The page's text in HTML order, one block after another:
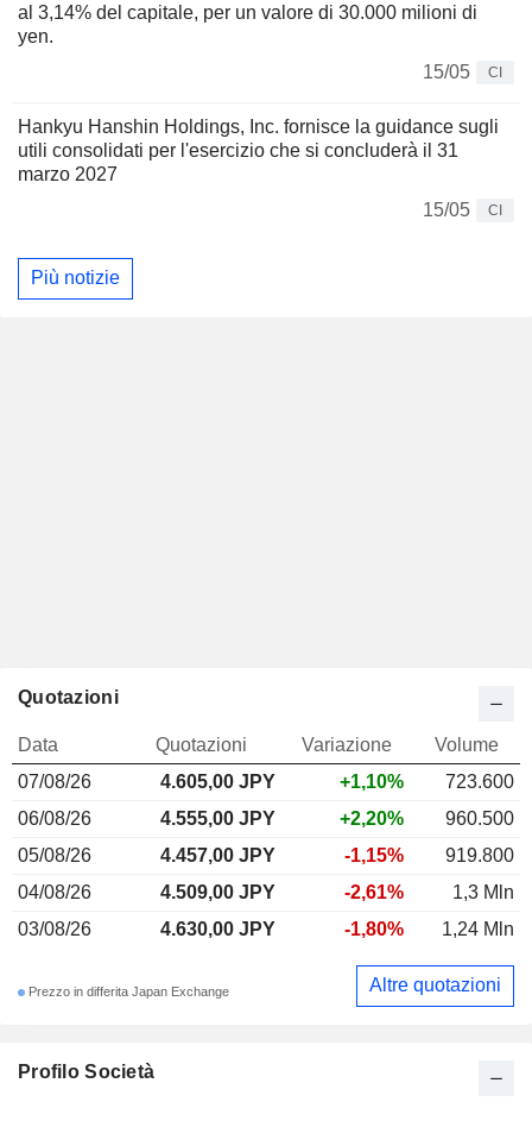
al 3,14% del capitale, per un valore di 30.000 milioni di
yen.
15/05
CI
Hankyu Hanshin Holdings, Inc. fornisce la guidance sugli
utili consolidati per l'esercizio che si concluderà il 31
marzo 2027
15/05
CI
Più notizie
Profilo Società
Quotazioni
Data Quotazioni Variazione
Volume
07/08/26
4.605,00 JPY +1,10%
723.600
06/08/26
4.555,00 JPY +2,20%
960.500
05/08/26
4.457,00 JPY -1,15%
919.800
04/08/26
4.509,00 JPY -2,61%
1,3 Mln
03/08/26
4.630,00 JPY -1,80% 1,24 Mln
Prezzo in differita Japan Exchange Altre quotazioni